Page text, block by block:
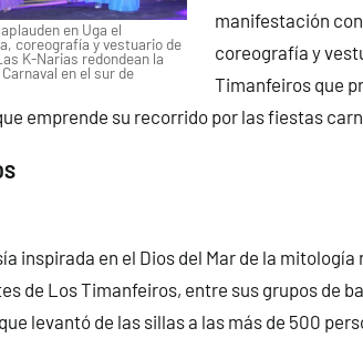
en Uga el
coreografía y vestuario de
K-Narias redondean la
en el sur de
manifestación
coreografía y
Timanfeiros que
que emprende su recorrido por las fiestas
inspirada en el Dios del Mar de la
de Los Timanfeiros, entre sus grupos de
levantó de las sillas a las más de 500